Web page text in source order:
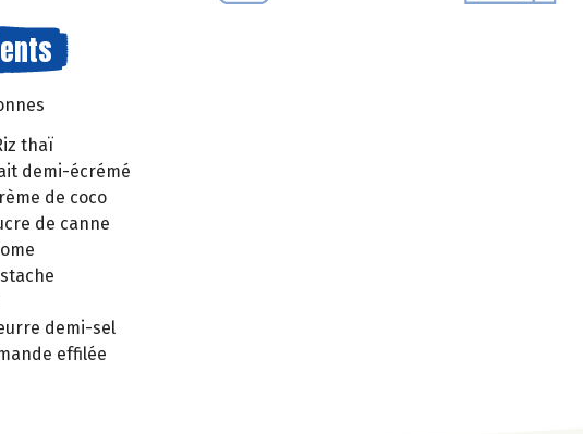
thaï
demi-écrémé
de coco
de canne
demi-sel
effilée